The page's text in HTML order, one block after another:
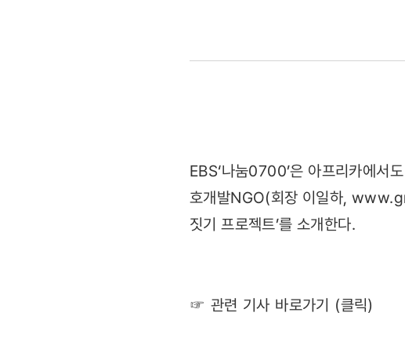
다큐
기부
‘훈훈’
EBS‘나눔0700’은 아프리카에서
호개발NGO(회장 이일하,
짓기 프로젝트’를 소개한다.
☞ 관련 기사 바로가기 (클릭)